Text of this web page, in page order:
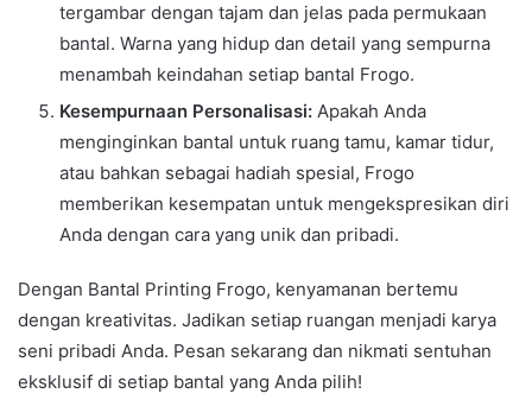
tergambar dengan tajam dan jelas pada permukaan
bantal. Warna yang hidup dan detail yang sempurna
menambah keindahan setiap bantal Frogo.
Kesempurnaan Personalisasi: Apakah Anda
menginginkan bantal untuk ruang tamu, kamar tidur,
atau bahkan sebagai hadiah spesial, Frogo
memberikan kesempatan untuk mengekspresikan diri
Anda dengan cara yang unik dan pribadi.
Dengan Bantal Printing Frogo, kenyamanan bertemu
dengan kreativitas. Jadikan setiap ruangan menjadi karya
seni pribadi Anda. Pesan sekarang dan nikmati sentuhan
eksklusif di setiap bantal yang Anda pilih!